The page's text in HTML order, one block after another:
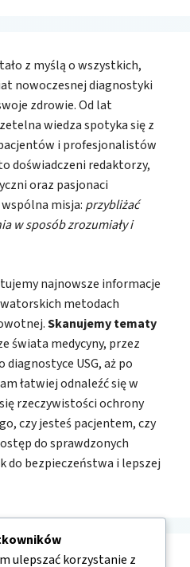
z myślą o wszystkich,
nowoczesnej diagnostyki
zdrowie. Od lat
wiedza spotyka się z
i profesjonalistów
doświadczeni redaktorzy,
oraz pasjonaci
misja: przybliżać
w sposób zrozumiały i
najnowsze informacje
metodach
Skanujemy tematy
świata medycyny, przez
USG, aż po
łatwiej odnaleźć się w
rzeczywistości ochrony
czy jesteś pacjentem, czy
do sprawdzonych
do bezpieczeństwa i lepszej
ulepszać korzystanie z